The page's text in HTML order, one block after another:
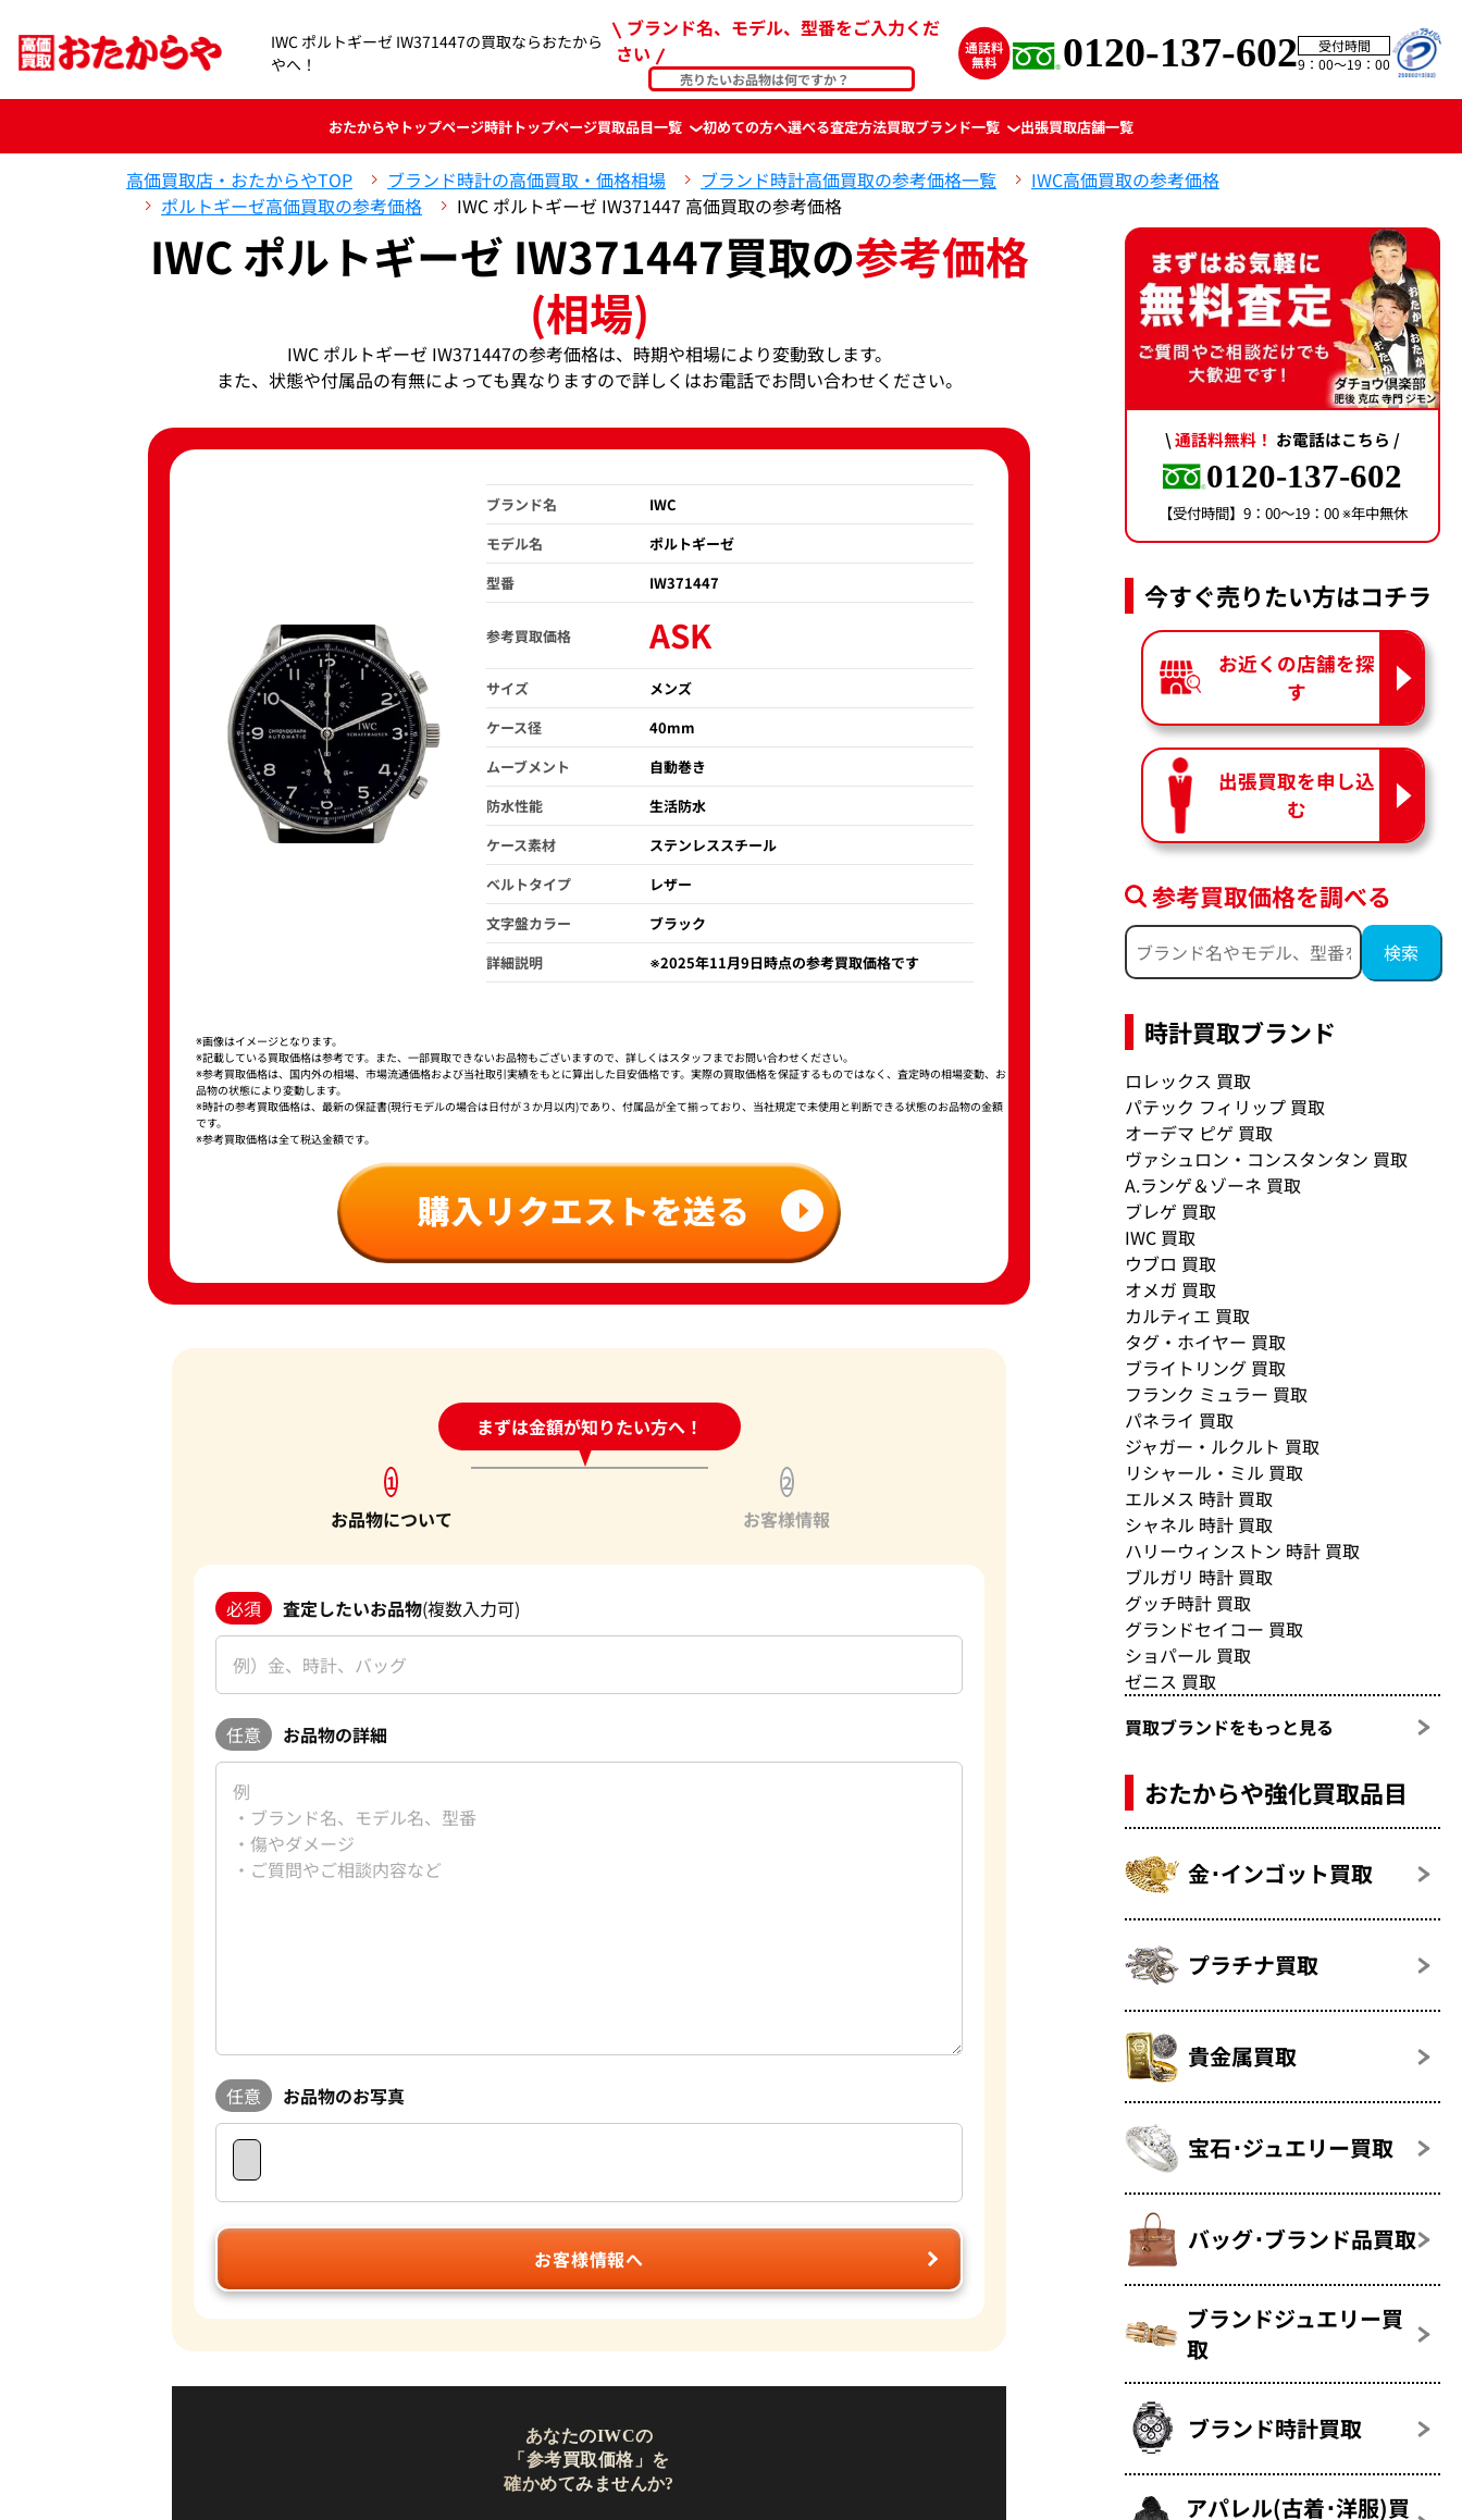
IWC ポルトギーゼ IW371447の買取ならおたから
やへ！
ブランド名、モデル、型番をご入力くだ
さい
0120-137-602
受付時間
9：00〜19：00
おたからやトップページ時計トップページ買取品目一覧 初めての方へ選べる査定方法買取ブランド一覧 出張買取店舗一覧
高価買取店・おたからやTOP ブランド時計の高価買取・価格相場 ブランド時計高価買取の参考価格一覧
IWC高価買取の参考価格
ポルトギーゼ高価買取の参考価格
IWC ポルトギーゼ IW371447 高価買取の参考価格
IWC ポルトギーゼ IW371447買取の参考価格
(相場)
IWC ポルトギーゼ IW371447の参考価格は、時期や相場により変動致します。
また、状態や付属品の有無によっても異なりますので詳しくはお電話でお問い合わせください。
ブランド名
IWC
モデル名
ポルトギーゼ
型番
IW371447
参考買取価格 ASK
サイズ
メンズ
ケース径
40mm
ムーブメント
自動巻き
防水性能
生活防水
ケース素材
ステンレススチール
ベルトタイプ
レザー
文字盤カラー
ブラック
詳細説明
※2025年11月9日時点の参考買取価格です
※画像はイメージとなります。
※記載している買取価格は参考です。また、一部買取できないお品物もございますので、詳しくはスタッフまでお問い合わせください。
※参考買取価格は、国内外の相場、市場流通価格および当社取引実績をもとに算出した目安価格です。実際の買取価格を保証するものではなく、査定時の相場変動、お
品物の状態により変動します。
※時計の参考買取価格は、最新の保証書(現行モデルの場合は日付が３か月以内)であり、付属品が全て揃っており、当社規定で未使用と判断できる状態のお品物の金額
です。
※参考買取価格は全て税込金額です。
まずは金額が知りたい方へ！
24時間受付中!問い合わせフォーム
1
お品物について
2
お客様情報
必須 査定したいお品物(複数入力可)
任意 お品物の詳細
任意 お品物のお写真
お客様情報へ
あなたのIWCの
「参考買取価格」を
確かめてみませんか?
\通話料無料！ お電話はこちら /
0120-137-602
【受付時間】9：00〜19：00 ※年中無休
今すぐ売りたい方はコチラ
お近くの店舗を探
す
出張買取を申し込
む
参考買取価格を調べる
時計買取ブランド
ロレックス 買取
パテック フィリップ 買取
オーデマ ピゲ 買取
ヴァシュロン・コンスタンタン 買取
A.ランゲ＆ゾーネ 買取
ブレゲ 買取
IWC 買取
ウブロ 買取
オメガ 買取
カルティエ 買取
タグ・ホイヤー 買取
ブライトリング 買取
フランク ミュラー 買取
パネライ 買取
ジャガー・ルクルト 買取
リシャール・ミル 買取
エルメス 時計 買取
シャネル 時計 買取
ハリーウィンストン 時計 買取
ブルガリ 時計 買取
グッチ時計 買取
グランドセイコー 買取
ショパール 買取
ゼニス 買取
買取ブランドをもっと見る
おたからや強化買取品目
金･インゴット買取
プラチナ買取
貴金属買取
宝石･ジュエリー買取
バッグ･ブランド品買取
ブランドジュエリー買
取
ブランド時計買取
アパレル(古着･洋服)買